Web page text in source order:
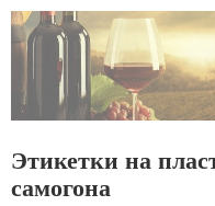
Этикетки на
самогона